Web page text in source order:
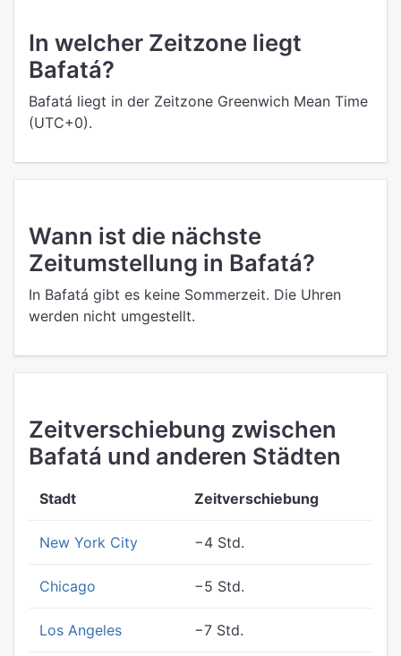
In welcher Zeitzone liegt
Bafatá?
Bafatá liegt in der Zeitzone Greenwich Mean Time
(UTC+0).
Wann ist die nächste
Zeitumstellung in Bafatá?
In Bafatá gibt es keine Sommerzeit. Die Uhren
werden nicht umgestellt.
Zeitverschiebung zwischen
Bafatá und anderen Städten
Stadt Zeitverschiebung
New York City −4 Std.
Chicago −5 Std.
Los Angeles −7 Std.